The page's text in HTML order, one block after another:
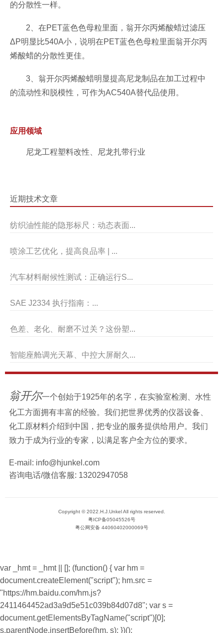
的分散性一样。
2、在PET蓝色色母粒里面，翁开尔丙烯酸蜡过滤压
ΔP明显比540A小，说明在PET蓝色色母粒里面翁开尔丙
烯酸蜡的分散性更佳。
3、 翁开尔丙烯酸蜡明显提高尼龙制品在加工过程中
的流动性和脱模性，可作为AC540A替代品使用。
应用领域
尼龙工程塑料改性、 尼龙扎带行业
近期技术文章
纺织油性能的隐形标尺：动态表面...
喷涂工艺优化，提高良品率 | ...
汽车材料耐候性测试：正确运行S...
SAE J2334 执行指南：...
色差、老化、耐磨不过关？这份塑...
智能座舱调光天幕、中控大屏耐久...
翁开尔一个创始于1925年的名字，在实验室检测、水性
化工方面拥有丰富的经验。我们把世界优秀的仪器设备、
化工原材料介绍到中国，把专业的服务提供给用户。我们
致力于成为行业的专家，以满足客户全方位的要求。
E-mail: info@hjunkel.com
咨询电话/微信客服: 13202947058
Copyright © 2022.H.J.Unkel All rights reserved.
粤ICP备05045526号
粤公网安备 44060402000069号
var _hmt = _hmt || []; (function() { var hm =
document.createElement("script"); hm.src =
"https://hm.baidu.com/hm.js?
2411464452ad3a9d5e51c039b84d07d8"; var s =
document.getElementsByTagName("script")[0];
s.parentNode.insertBefore(hm, s); })();